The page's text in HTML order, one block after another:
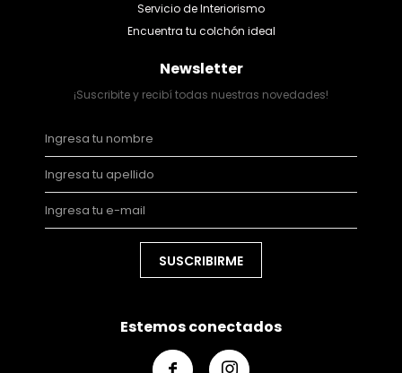
Servicio de Interiorismo
Encuentra tu colchón ideal
Newsletter
¡Suscribite y recibí todas nuestras novedades!
SUSCRIBIRME
Estemos conectados
 